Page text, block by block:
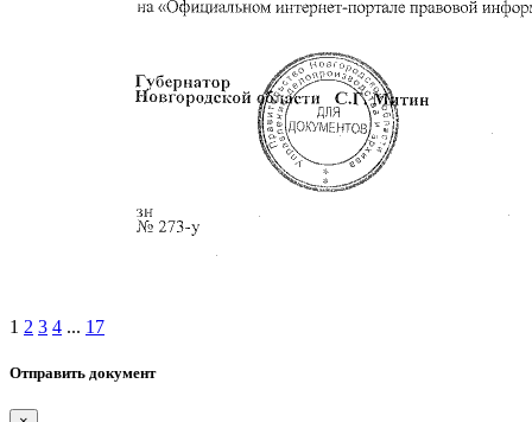
1 2 3 4 ... 17
Отправить документ